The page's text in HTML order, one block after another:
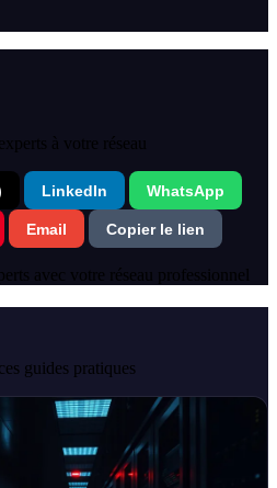
à votre réseau
LinkedIn WhatsApp
Email Copier le lien
avec votre réseau professionnel
guides pratiques